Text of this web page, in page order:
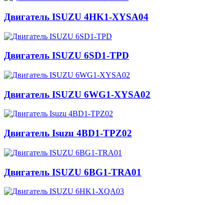
Двигатель ISUZU 4HK1-XYSA04
Двигатель ISUZU 6SD1-TPD
Двигатель ISUZU 6WG1-XYSA02
Двигатель Isuzu 4BD1-TPZ02
Двигатель ISUZU 6BG1-TRA01